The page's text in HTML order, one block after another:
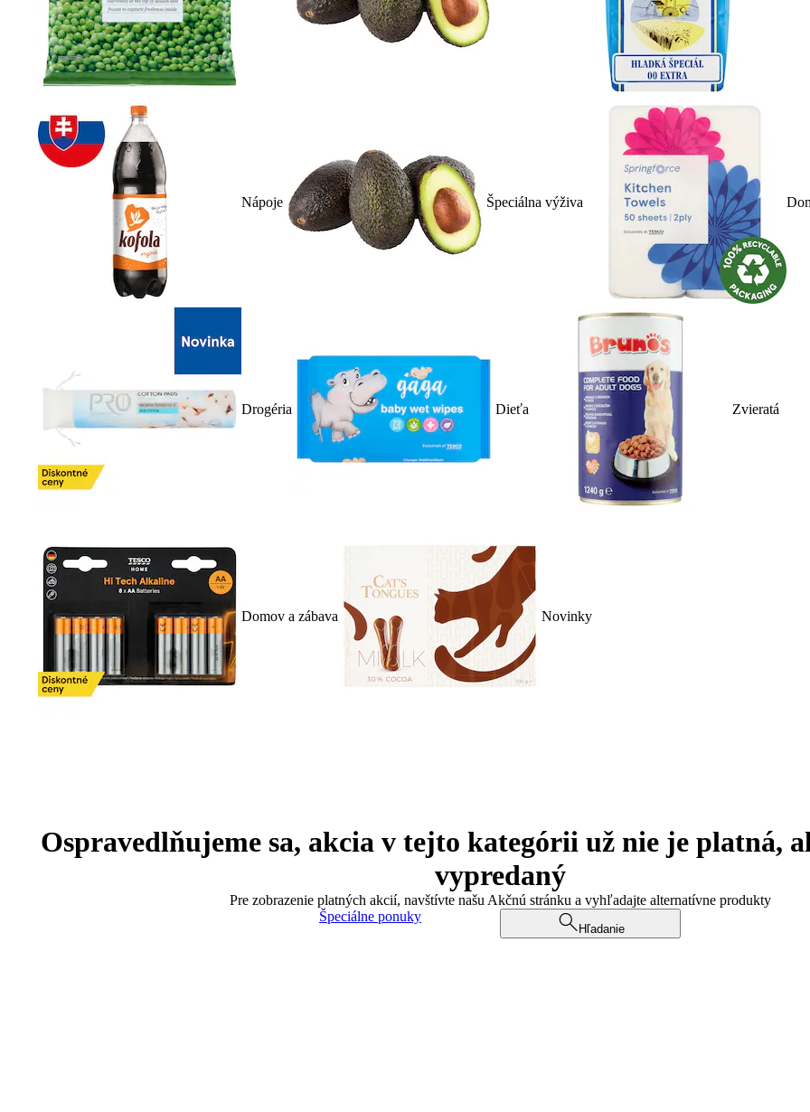
Nápoje Špeciálna výživa
Drogéria Dieťa Zvieratá
Domov a zábava Novinky
Ospravedlňujeme sa, akcia v tejto kategórii už nie je platná,
vypredaný
Pre zobrazenie platných akcií, navštívte našu Akčnú stránku a vyhľadajte alternatívne produkty
Špeciálne ponuky
Hľadanie